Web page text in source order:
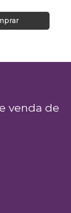
venda de